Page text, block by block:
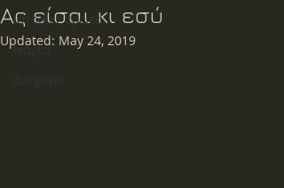
Ιστορίες έρωτα
Ικαρία
Ας είσαι κι εσύ
Updated: May 24, 2019